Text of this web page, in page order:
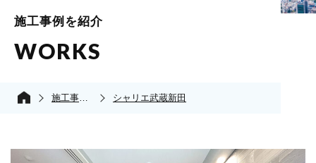
施工事例を紹介
WORKS
施工事例の紹介 シャリエ武蔵新田